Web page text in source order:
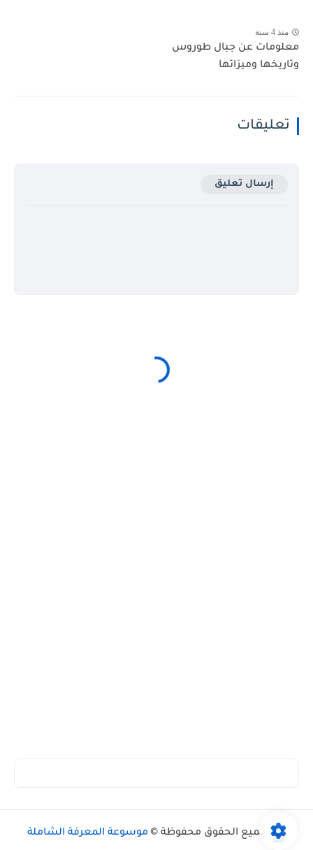
منذ 4 سنة
معلومات عن جبال طوروس
وتاريخها وميزاتها
تعليقات
إرسال تعليق
جميع الحقوق محفوظة © موسوعة المعرفة الشاملة